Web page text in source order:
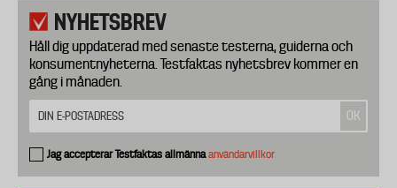
NYHETSBREV
Håll dig uppdaterad med senaste testerna, guiderna och
konsumentnyheterna. Testfaktas nyhetsbrev kommer en
gång i månaden.
Jag accepterar Testfaktas allmännaanvändarvillkor